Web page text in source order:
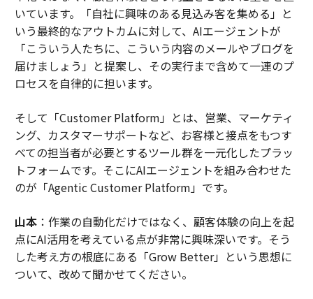
いています。「自社に興味のある見込み客を集める」と
いう最終的なアウトカムに対して、AIエージェントが
「こういう人たちに、こういう内容のメールやブログを
届けましょう」と提案し、その実行まで含めて一連のプ
ロセスを自律的に担います。
そして「Customer Platform」とは、営業、マーケティ
ング、カスタマーサポートなど、お客様と接点をもつす
べての担当者が必要とするツール群を一元化したプラッ
トフォームです。そこにAIエージェントを組み合わせた
のが「Agentic Customer Platform」です。
山本：作業の自動化だけではなく、顧客体験の向上を起
点にAI活用を考えている点が非常に興味深いです。そう
した考え方の根底にある「Grow Better」という思想に
ついて、改めて聞かせてください。